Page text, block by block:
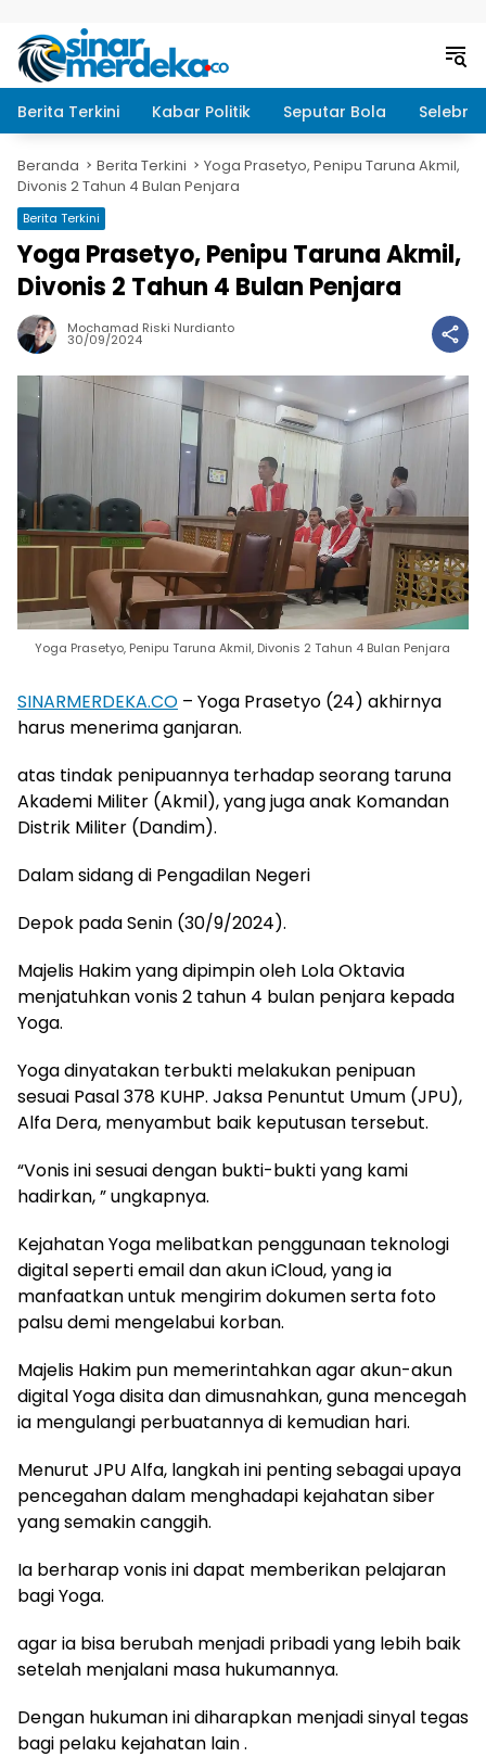
Berita Terkini Kabar Politik Seputar Bola
Beranda Berita Terkini
Yoga Prasetyo, Penipu Taruna Akmil,
Divonis 2 Tahun 4 Bulan Penjara
Berita Terkini
Yoga Prasetyo, Penipu Taruna Akmil,
Divonis 2 Tahun 4 Bulan Penjara
Mochamad Riski Nurdianto
30/09/2024
Yoga Prasetyo, Penipu Taruna Akmil, Divonis 2 Tahun 4 Bulan Penjara
SINARMERDEKA.CO – Yoga Prasetyo (24) akhirnya
harus menerima ganjaran.
atas tindak penipuannya terhadap seorang taruna
Akademi Militer (Akmil), yang juga anak Komandan
Distrik Militer (Dandim).
Dalam sidang di Pengadilan Negeri
Depok pada Senin (30/9/2024).
Majelis Hakim yang dipimpin oleh Lola Oktavia
menjatuhkan vonis 2 tahun 4 bulan penjara kepada
Yoga.
Yoga dinyatakan terbukti melakukan penipuan
sesuai Pasal 378 KUHP. Jaksa Penuntut Umum (JPU),
Alfa Dera, menyambut baik keputusan tersebut.
“Vonis ini sesuai dengan bukti-bukti yang kami
hadirkan, ” ungkapnya.
Kejahatan Yoga melibatkan penggunaan teknologi
digital seperti email dan akun iCloud, yang ia
manfaatkan untuk mengirim dokumen serta foto
palsu demi mengelabui korban.
Majelis Hakim pun memerintahkan agar akun-akun
digital Yoga disita dan dimusnahkan, guna mencegah
ia mengulangi perbuatannya di kemudian hari.
Menurut JPU Alfa, langkah ini penting sebagai upaya
pencegahan dalam menghadapi kejahatan siber
yang semakin canggih.
Ia berharap vonis ini dapat memberikan pelajaran
bagi Yoga.
agar ia bisa berubah menjadi pribadi yang lebih baik
setelah menjalani masa hukumannya.
Dengan hukuman ini diharapkan menjadi sinyal tegas
bagi pelaku kejahatan lain .